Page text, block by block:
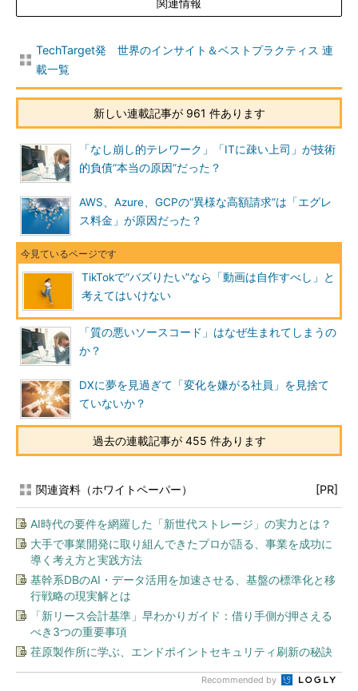
関連情報
TechTarget発 世界のインサイト＆ベストプラクティス 連
載一覧
新しい連載記事が 961 件あります
「なし崩し的テレワーク」「ITに疎い上司」が技術
的負債“本当の原因”だった？
AWS、Azure、GCPの“異様な高額請求”は「エグレ
ス料金」が原因だった？
TikTokで“バズりたい”なら「動画は自作すべし」と
考えてはいけない
「質の悪いソースコード」はなぜ生まれてしまうの
か？
DXに夢を見過ぎて「変化を嫌がる社員」を見捨て
ていないか？
過去の連載記事が 455 件あります
関連資料（ホワイトペーパー） [PR]
AI時代の要件を網羅した「新世代ストレージ」の実力とは？
大手で事業開発に取り組んできたプロが語る、事業を成功に
導く考え方と実践方法
基幹系DBのAI・データ活用を加速させる、基盤の標準化と移
行戦略の現実解とは
「新リース会計基準」早わかりガイド：借り手側が押さえる
べき3つの重要事項
荏原製作所に学ぶ、エンドポイントセキュリティ刷新の秘訣
Recommended by